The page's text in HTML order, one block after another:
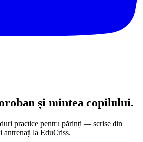
și mintea copilului.
practice pentru părinți — scrise din
antrenați la EduCriss.